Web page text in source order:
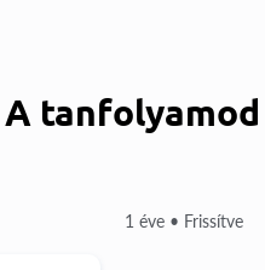
A
1 éve • Frissítve